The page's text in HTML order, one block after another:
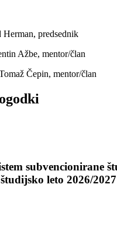
predsednik
Ažbe, mentor/član
Čepin, mentor/član
subvencionirane
leto 2026/2027